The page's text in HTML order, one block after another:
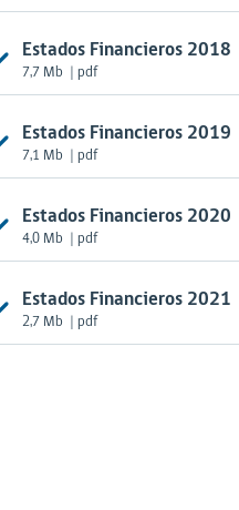
Estados Financieros 2018
7,7 Mb | pdf
Estados Financieros 2019
7,1 Mb | pdf
Estados Financieros 2020
4,0 Mb | pdf
Estados Financieros 2021
2,7 Mb | pdf